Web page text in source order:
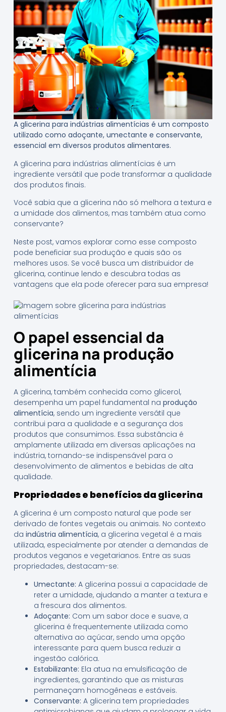
A glicerina para indústrias alimentícias é um composto
utilizado como adoçante, umectante e conservante,
essencial em diversos produtos alimentares.
A glicerina para indústrias alimentícias é um
ingrediente versátil que pode transformar a qualidade
dos produtos finais.
Você sabia que a glicerina não só melhora a textura e
a umidade dos alimentos, mas também atua como
conservante?
Neste post, vamos explorar como esse composto
pode beneficiar sua produção e quais são os
melhores usos. Se você busca um distribuidor de
glicerina, continue lendo e descubra todas as
vantagens que ela pode oferecer para sua empresa!
O papel essencial da
glicerina na produção
alimentícia
A glicerina, também conhecida como glicerol,
desempenha um papel fundamental na produção
alimentícia, sendo um ingrediente versátil que
contribui para a qualidade e a segurança dos
produtos que consumimos. Essa substância é
amplamente utilizada em diversas aplicações na
indústria, tornando-se indispensável para o
desenvolvimento de alimentos e bebidas de alta
qualidade.
Propriedades e benefícios da glicerina
A glicerina é um composto natural que pode ser
derivado de fontes vegetais ou animais. No contexto
da indústria alimentícia, a glicerina vegetal é a mais
utilizada, especialmente por atender a demandas de
produtos veganos e vegetarianos. Entre as suas
propriedades, destacam-se:
Umectante: A glicerina possui a capacidade de
reter a umidade, ajudando a manter a textura e
a frescura dos alimentos.
Adoçante: Com um sabor doce e suave, a
glicerina é frequentemente utilizada como
alternativa ao açúcar, sendo uma opção
interessante para quem busca reduzir a
ingestão calórica.
Estabilizante: Ela atua na emulsificação de
ingredientes, garantindo que as misturas
permaneçam homogêneas e estáveis.
Conservante: A glicerina tem propriedades